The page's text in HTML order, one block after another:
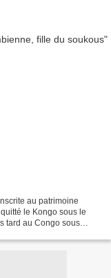
au patrimoine
le Kongo sous le
tard au Congo sous